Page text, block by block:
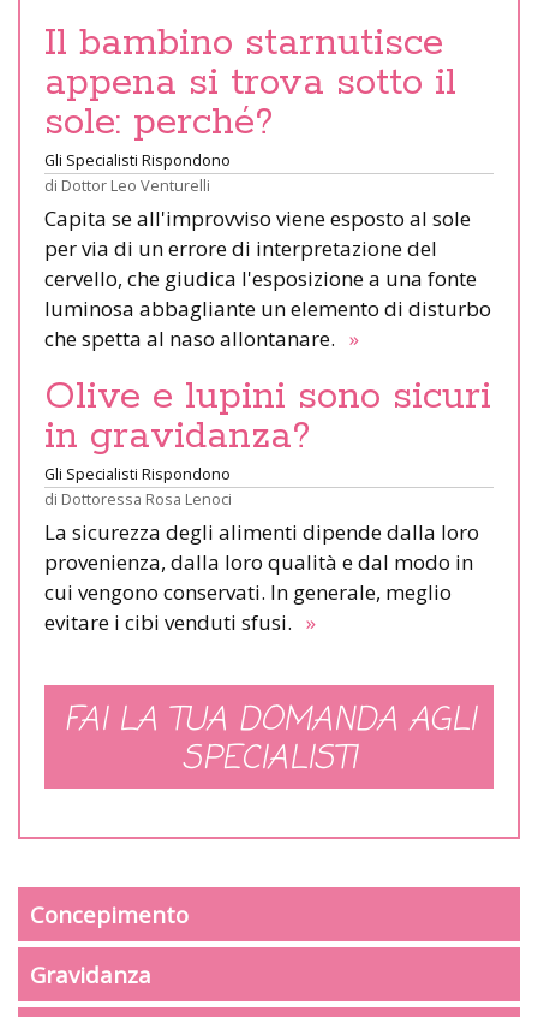
Il bambino starnutisce
appena si trova sotto il
sole: perché?
Gli Specialisti Rispondono
di Dottor Leo Venturelli
Capita se all'improvviso viene esposto al sole
per via di un errore di interpretazione del
cervello, che giudica l'esposizione a una fonte
luminosa abbagliante un elemento di disturbo
che spetta al naso allontanare. »
Olive e lupini sono sicuri
in gravidanza?
Gli Specialisti Rispondono
di Dottoressa Rosa Lenoci
La sicurezza degli alimenti dipende dalla loro
provenienza, dalla loro qualità e dal modo in
cui vengono conservati. In generale, meglio
evitare i cibi venduti sfusi. »
FAI LA TUA DOMANDA AGLI
SPECIALISTI
Concepimento
Gravidanza